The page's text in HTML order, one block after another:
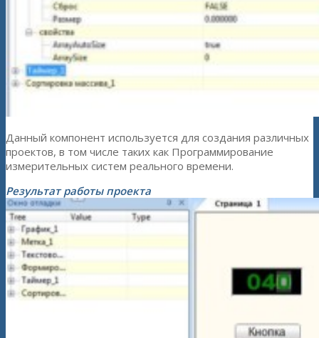
Данный компонент используется для создания различных
проектов, в том числе таких как Программирование
измерительных систем реального времени.
Результат работы проекта